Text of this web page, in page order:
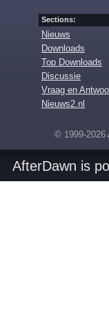
Sections:
Nieuws
Downloads
Top Downloads
Discussie
Vraag en
Nieuws2.nl
© 1999-2026
AfterDawn is